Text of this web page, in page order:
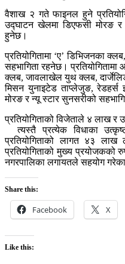
वैशाख २ गते फाइनल हुने
उद्घाटन खेलमा डिएफसी मोरङ र
हुनेछ।
प्रतियोगितामा ‘ए’ डिभिजनका
सहभागिता रहनेछ।
क्लब, जावलाखेल युथ क्लब,
मिसन युनाइटेड ताप्लेजुङ, रेडहर्स
मोरङ र न्यू स्टार सुनसरीको
प्रतियोगिताको विजेताले ४ लाख
त्यस्तै प्रत्येक विधाका
प्रतियोगिताको लागत ४३
प्रतियोगिताको मुख्य प्रयोजकको
नगरपालिका लगायतले सहयोग
Share this:
Facebook X
Like this: